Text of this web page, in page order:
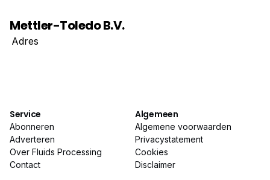
Mettler-Toledo B.V.
Adres
Service
Abonneren
Adverteren
Over Fluids Processing
Contact
Algemeen
Algemene voorwaarden
Privacystatement
Cookies
Disclaimer